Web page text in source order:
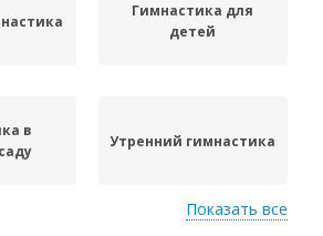
Гимнастика для
детей
в
Утренний гимнастика
Показать все